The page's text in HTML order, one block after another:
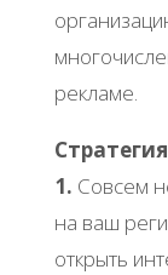
рекламе.
1. Совсем
на ваш
открыть